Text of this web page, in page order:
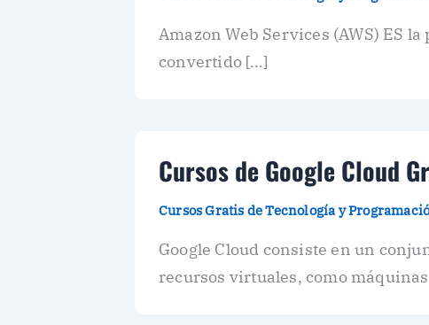
Amazon Web Services (AWS) ES
convertido […]
Cursos de Google Cloud
Cursos Gratis de Tecnología y
Google Cloud consiste en un
recursos virtuales, como